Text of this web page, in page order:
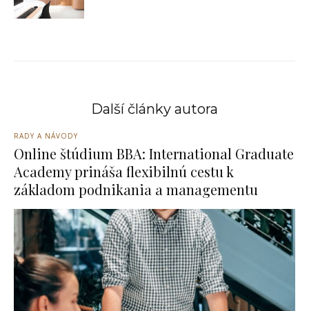
Další články autora
RADY A NÁVODY
Online štúdium BBA: International Graduate
Academy prináša flexibilnú cestu k
základom podnikania a managementu